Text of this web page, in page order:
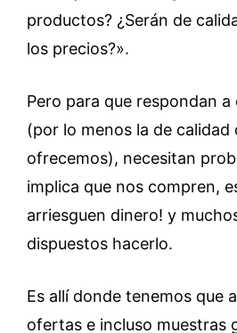
productos? ¿Serán de
los precios?».
Pero para que respondan
(por lo menos la de calidad
ofrecemos), necesitan
implica que nos compren,
arriesguen dinero! y
dispuestos hacerlo.
Es allí donde tenemos que
ofertas e incluso muestras